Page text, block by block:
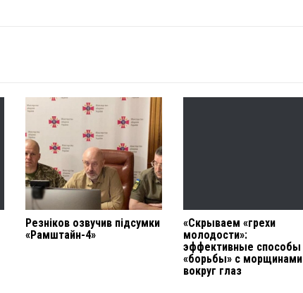
Резніков озвучив підсумки
«Рамштайн-4»
«Скрываем «грехи
молодости»:
эффективные способы
«борьбы» с морщинами
вокруг глаз